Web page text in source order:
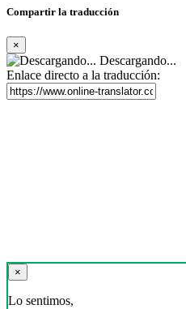
Compartir la traducción
×
Descargando...
Enlace directo a la traducción:
×
Lo sentimos,